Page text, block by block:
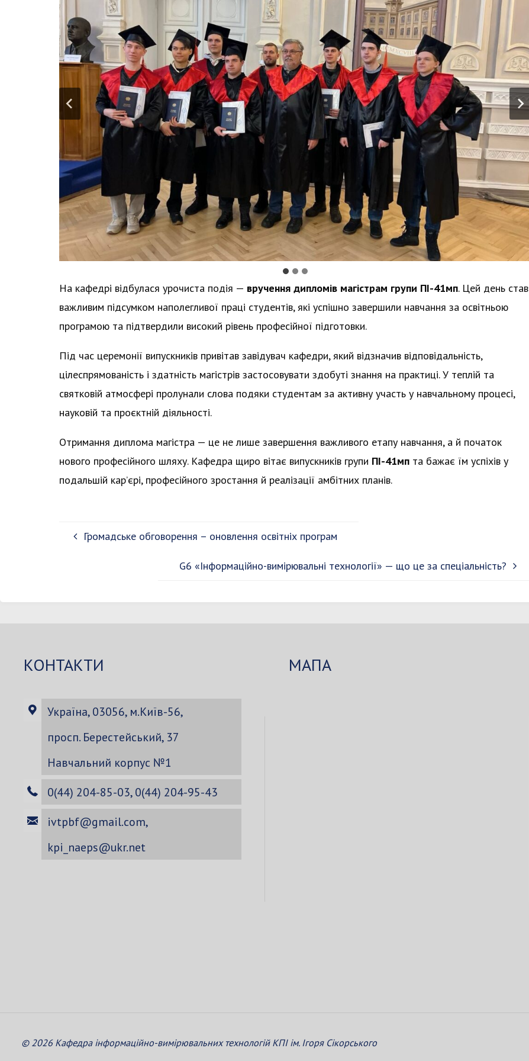
На кафедрі відбулася урочиста подія — вручення дипломів магістрам групи ПІ-41мп. Цей день став
важливим підсумком наполегливої праці студентів, які успішно завершили навчання за освітньою
програмою та підтвердили високий рівень професійної підготовки.
Під час церемонії випускників привітав завідувач кафедри, який відзначив відповідальність,
цілеспрямованість і здатність магістрів застосовувати здобуті знання на практиці. У теплій та
святковій атмосфері пролунали слова подяки студентам за активну участь у навчальному процесі,
науковій та проєктній діяльності.
Отримання диплома магістра — це не лише завершення важливого етапу навчання, а й початок
нового професійного шляху. Кафедра щиро вітає випускників групи ПІ-41мпта бажає їм успіхів у
подальшій кар’єрі, професійного зростання й реалізації амбітних планів.
Громадське обговорення – оновлення освітніх програм
G6 «Інформаційно-вимірювальні технології» — що це за спеціальність?
КОНТАКТИ
Україна, 03056, м.Київ-56,
просп. Берестейський, 37
Навчальний корпус №1
0(44) 204-85-03, 0(44) 204-95-43
ivtpbf@gmail.com,
kpi_naeps@ukr.net
МАПА
© 2026 Кафедра інформаційно-вимірювальних технологій КПІ ім. Ігоря Сікорського